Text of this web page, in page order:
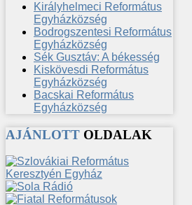
Királyhelmeci Református
Egyházközség
Bodrogszentesi Református
Egyházközség
Sék Gusztáv: A békesség
Kiskövesdi Református
Egyházközség
Bacskai Református
Egyházközség
AJÁNLOTT OLDALAK